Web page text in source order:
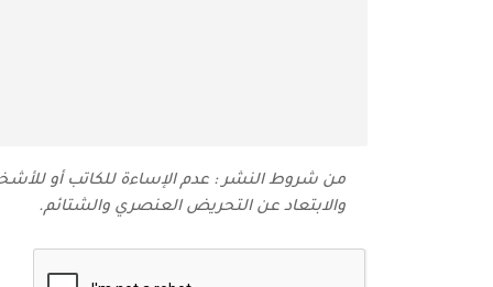
من شروط النشر : عدم الإساءة للكاتب أو
والابتعاد عن التحريض العنصري والشتائم‬.